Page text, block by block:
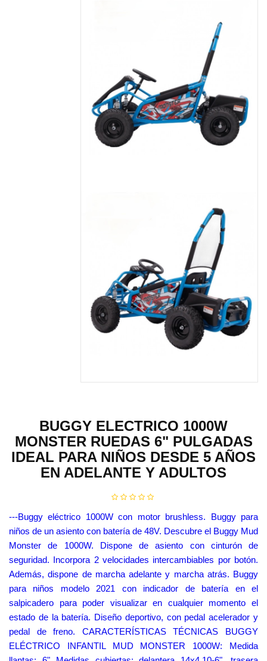
BUGGY ELECTRICO 1000W
MONSTER RUEDAS 6" PULGADAS
IDEAL PARA NIÑOS DESDE 5 AÑOS
EN ADELANTE Y ADULTOS
---Buggy eléctrico 1000W con motor brushless. Buggy para
niños de un asiento con batería de 48V. Descubre el Buggy Mud
Monster de 1000W. Dispone de asiento con cinturón de
seguridad. Incorpora 2 velocidades intercambiables por botón.
Además, dispone de marcha adelante y marcha atrás. Buggy
para niños modelo 2021 con indicador de batería en el
salpicadero para poder visualizar en cualquier momento el
estado de la batería. Diseño deportivo, con pedal acelerador y
pedal de freno. CARACTERÍSTICAS TÉCNICAS BUGGY
ELÉCTRICO INFANTIL MUD MONSTER 1000W: Medida